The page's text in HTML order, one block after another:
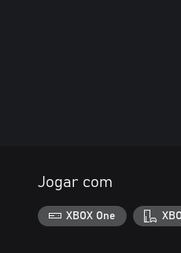
Jogar com
XBOX One